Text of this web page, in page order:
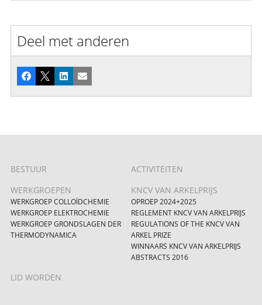
Deel met anderen
Facebook
X LinkedInE-mail
BESTUUR
ACTIVITEITEN
WERKGROEPEN
WERKGROEP COLLOÏDCHEMIE
WERKGROEP ELEKTROCHEMIE
WERKGROEP GRONDSLAGEN DER
THERMODYNAMICA
KNCV VAN ARKELPRIJS
OPROEP 2024+2025
REGLEMENT KNCV VAN ARKELPRIJS
REGULATIONS OF THE KNCV VAN
ARKEL PRIZE
WINNAARS KNCV VAN ARKELPRIJS
ABSTRACTS 2016
LID WORDEN